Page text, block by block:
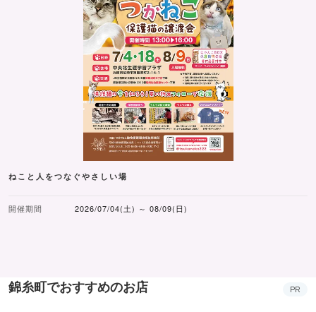
ねこと人をつなぐやさしい場
開催期間 2026/07/04(土) ～ 08/09(日)
錦糸町でおすすめのお店 PR